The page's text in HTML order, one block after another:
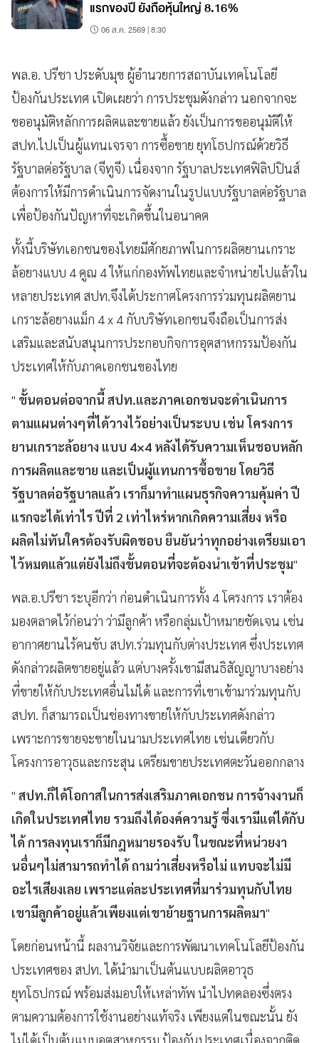
แรกของปี ยังถือหุ้นใหญ่ 8.16%
06 ส.ค. 2569 | 8:30
พล.อ. ปรีชา ประดับมุข ผู้อำนวยการสถาบันเทคโนโลยี
ป้องกันประเทศ เปิดเผยว่า การประชุมดังกล่าว นอกจากจะ
ขออนุมัติหลักการผลิตและขายแล้ว ยังเป็นการขออนุมัติให้
สปท.ไปเป็นผู้แทนเจรจา การซื้อขาย ยุทโธปกรณ์ด้วยวิธี
รัฐบาลต่อรัฐบาล (จีทูจี) เนื่องจาก รัฐบาลประเทศฟิลิปปินส์
ต้องการให้มีการดำเนินการจัดงานในรูปแบบรัฐบาลต่อรัฐบาล
เพื่อป้องกันปัญหาที่จะเกิดขึ้นในอนาคต
ทั้งนี้บริษัทเอกชนของไทยมีศักยภาพในการผลิตยานเกราะ
ล้อยางแบบ 4 คูณ 4 ให้แก่กองทัพไทยและจำหน่ายไปแล้วใน
หลายประเทศ สปท.จึงได้ประกาศโครงการร่วมทุนผลิตยาน
เกราะล้อยางแม็ก 4 x 4 กับบริษัทเอกชนจึงถือเป็นการส่ง
เสริมและสนับสนุนการประกอบกิจการอุตสาหกรรมป้องกัน
ประเทศให้กับภาคเอกชนของไทย
" ขั้นตอนต่อจากนี้ สปท.และภาคเอกชนจะดำเนินการ
ตามแผนต่างๆที่ได้วางไว้อย่างเป็นระบบ เช่น โครงการ
ยานเกราะล้อยาง แบบ 4×4 หลังได้รับความเห็นชอบหลัก
การผลิตและขาย และเป็นผู้แทนการซื้อขาย โดยวิธี
รัฐบาลต่อรัฐบาลแล้ว เราก็มาทำแผนธุรกิจความคุ้มค่า ปี
แรกจะได้เท่าไร ปีที่ 2 เท่าไหร่หากเกิดความเสี่ยง หรือ
ผลิตไม่ทันใครต้องรับผิดชอบ ยืนยันว่าทุกอย่างเตรียมเอา
ไว้หมดแล้วแต่ยังไม่ถึงขั้นตอนที่จะต้องนำเข้าที่ประชุม"
พล.อ.ปรีชา ระบุอีกว่า ก่อนดำเนินการทั้ง 4 โครงการ เราต้อง
มองตลาดไว้ก่อนว่า ว่ามีลูกค้า หรือกลุ่มเป้าหมายชัดเจน เช่น
อากาศยานไร้คนขับ สปท.ร่วมทุนกับต่างประเทศ ซึ่งประเทศ
ดังกล่าวผลิตขายอยู่แล้ว แต่บางครั้งเขามีสนธิสัญญาบางอย่าง
ที่ขายให้กับประเทศอื่นไม่ได้ และการที่เขาเข้ามาร่วมทุนกับ
สปท. ก็สามารถเป็นช่องทางขายให้กับประเทศดังกล่าว
เพราะการขายจะขายในนามประเทศไทย เช่นเดียวกับ
โครงการอาวุธและกระสุน เตรียมขายประเทศตะวันออกกลาง
" สปท.ก็ได้โอกาสในการส่งเสริมภาคเอกชน การจ้างงานก็
เกิดในประเทศไทย รวมถึงได้องค์ความรู้ ซึ่งเรามีแต่ได้กับ
ได้ การลงทุนเราก็มีกฎหมายรองรับ ในขณะที่หน่วยงา
นอื่นๆไม่สามารถทำได้ ถามว่าเสี่ยงหรือไม่ แทบจะไม่มี
อะไรเสียงเลย เพราะแต่ละประเทศที่มาร่วมทุนกับไทย
เขามีลูกค้าอยู่แล้วเพียงแต่เขาย้ายฐานการผลิตมา"
โดยก่อนหน้านี้ ผลงานวิจัยและการพัฒนาเทคโนโลยีป้องกัน
ประเทศของ สปท. ได้นำมาเป็นต้นแบบผลิตอาวุธ
ยุทโธปกรณ์ พร้อมส่งมอบให้เหล่าทัพ นำไปทดลองซึ่งตรง
ตามความต้องการใช้งานอย่างแท้จริง เพียงแต่ในขณะนั้น ยัง